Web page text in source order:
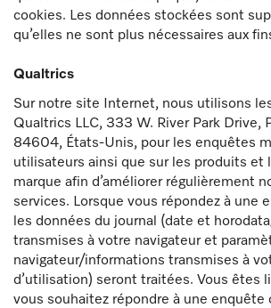
cookies. Les données stockées sont
qu’elles ne sont plus nécessaires aux
Qualtrics
Sur notre site Internet, nous utilisons
Qualtrics LLC, 333 W. River Park Drive,
84604, États-Unis, pour les enquêtes
utilisateurs ainsi que sur les produits et
marque afin d’améliorer régulièrement
services. Lorsque vous répondez à une
les données du journal (date et
transmises à votre navigateur et
navigateur/informations transmises à
d’utilisation) seront traitées. Vous êtes
vous souhaitez répondre à une enquête